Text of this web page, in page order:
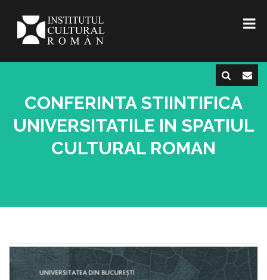
CONFERINTA STIINTIFICA
UNIVERSITATILE IN SPATIUL
CULTURAL ROMAN